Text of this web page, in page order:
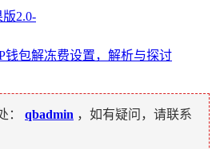
2.0-
钱包解冻费设置，解析与探讨
： qbadmin ，如有疑问，请联系